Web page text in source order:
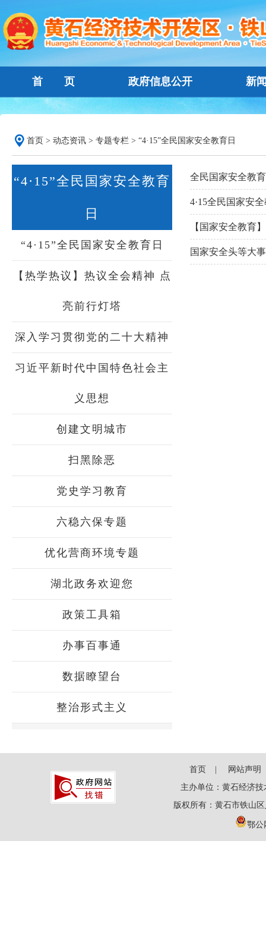
首 页 政府信息公开 新
首页 > 动态资讯 > 专题专栏 > “4·15”全民国家安全教育日
“4·15”全民国家安全教育
日
“4·15”全民国家安全教育日
【热学热议】热议全会精神 点
亮前行灯塔
深入学习贯彻党的二十大精神
习近平新时代中国特色社会主
义思想
创建文明城市
扫黑除恶
党史学习教育
六稳六保专题
优化营商环境专题
湖北政务欢迎您
政策工具箱
办事百事通
数据瞭望台
整治形式主义
全民国家安全教
4·15全民国家安
【国家安全教育
国家安全头等大事
首页
网站声明
主办单位：黄石经济
版权所有：黄石市铁山
鄂公